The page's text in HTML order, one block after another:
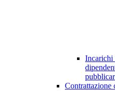
Incarichi
Contrattazione